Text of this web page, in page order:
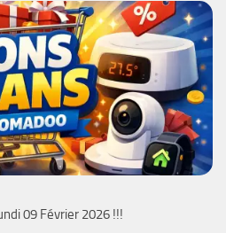
09 Février 2026 !!!